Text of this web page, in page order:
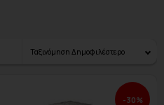
Ταξινόμηση Δημοφιλέστερο
-30%